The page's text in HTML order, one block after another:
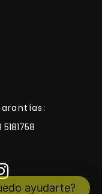
5181758
ayudarte?